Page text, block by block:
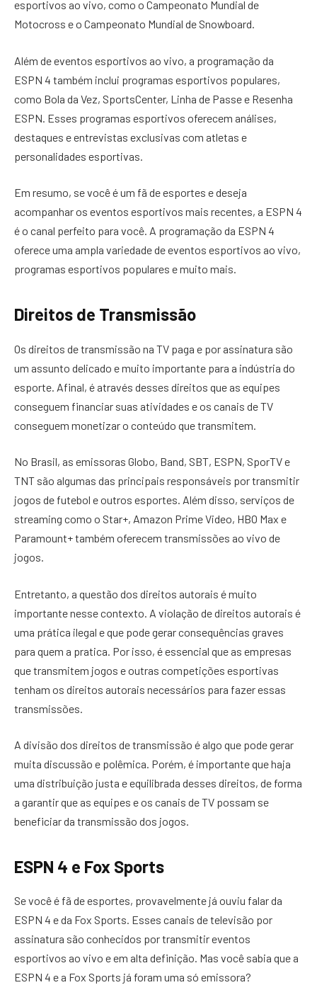
esportivos ao vivo, como o Campeonato Mundial de
Motocross e o Campeonato Mundial de Snowboard.
Além de eventos esportivos ao vivo, a programação da
ESPN 4 também inclui programas esportivos populares,
como Bola da Vez, SportsCenter, Linha de Passe e Resenha
ESPN. Esses programas esportivos oferecem análises,
destaques e entrevistas exclusivas com atletas e
personalidades esportivas.
Em resumo, se você é um fã de esportes e deseja
acompanhar os eventos esportivos mais recentes, a ESPN 4
é o canal perfeito para você. A programação da ESPN 4
oferece uma ampla variedade de eventos esportivos ao vivo,
programas esportivos populares e muito mais.
Direitos de Transmissão
Os direitos de transmissão na TV paga e por assinatura são
um assunto delicado e muito importante para a indústria do
esporte. Afinal, é através desses direitos que as equipes
conseguem financiar suas atividades e os canais de TV
conseguem monetizar o conteúdo que transmitem.
No Brasil, as emissoras Globo, Band, SBT, ESPN, SporTV e
TNT são algumas das principais responsáveis por transmitir
jogos de futebol e outros esportes. Além disso, serviços de
streaming como o Star+, Amazon Prime Video, HBO Max e
Paramount+ também oferecem transmissões ao vivo de
jogos.
Entretanto, a questão dos direitos autorais é muito
importante nesse contexto. A violação de direitos autorais é
uma prática ilegal e que pode gerar consequências graves
para quem a pratica. Por isso, é essencial que as empresas
que transmitem jogos e outras competições esportivas
tenham os direitos autorais necessários para fazer essas
transmissões.
A divisão dos direitos de transmissão é algo que pode gerar
muita discussão e polêmica. Porém, é importante que haja
uma distribuição justa e equilibrada desses direitos, de forma
a garantir que as equipes e os canais de TV possam se
beneficiar da transmissão dos jogos.
ESPN 4 e Fox Sports
Se você é fã de esportes, provavelmente já ouviu falar da
ESPN 4 e da Fox Sports. Esses canais de televisão por
assinatura são conhecidos por transmitir eventos
esportivos ao vivo e em alta definição. Mas você sabia que a
ESPN 4 e a Fox Sports já foram uma só emissora?